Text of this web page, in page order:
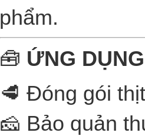
phẩm.
🧰 ỨNG DỤNG
🥩 Đóng gói
🧀 Bảo quản